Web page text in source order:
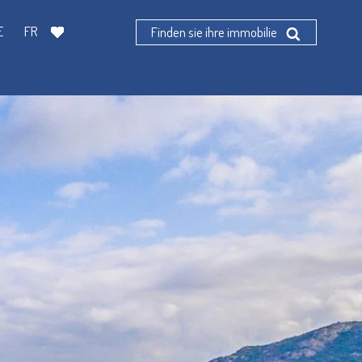
FR Finden sie ihre immobilie